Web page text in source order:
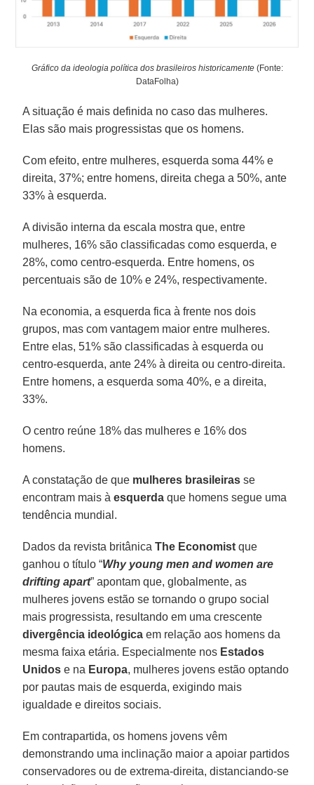
Gráfico da ideologia política dos brasileiros historicamente(Fonte:
DataFolha)
A situação é mais definida no caso das mulheres.
Elas são mais progressistas que os homens.
Com efeito, entre mulheres, esquerda soma 44% e
direita, 37%; entre homens, direita chega a 50%, ante
33% à esquerda.
A divisão interna da escala mostra que, entre
mulheres, 16% são classificadas como esquerda, e
28%, como centro-esquerda. Entre homens, os
percentuais são de 10% e 24%, respectivamente.
Na economia, a esquerda fica à frente nos dois
grupos, mas com vantagem maior entre mulheres.
Entre elas, 51% são classificadas à esquerda ou
centro-esquerda, ante 24% à direita ou centro-direita.
Entre homens, a esquerda soma 40%, e a direita,
33%.
O centro reúne 18% das mulheres e 16% dos
homens.
A constatação de que mulheres brasileiras se
encontram mais àesquerda que homens segue uma
tendência mundial.
Dados da revista britânicaThe Economist que
ganhou o título “Why young men and women are
drifting apart” apontam que, globalmente, as
mulheres jovens estão se tornando o grupo social
mais progressista, resultando em uma crescente
divergência ideológica em relação aos homens da
mesma faixa etária. Especialmente nos Estados
Unidos e na Europa, mulheres jovens estão optando
por pautas mais de esquerda, exigindo mais
igualdade e direitos sociais.
Em contrapartida, os homens jovens vêm
demonstrando uma inclinação maior a apoiar partidos
conservadores ou de extrema-direita, distanciando-se